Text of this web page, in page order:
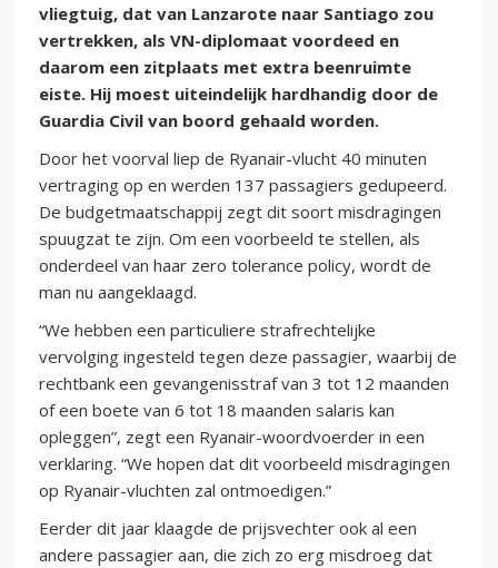
vliegtuig, dat van Lanzarote naar Santiago zou
vertrekken, als VN-diplomaat voordeed en
daarom een zitplaats met extra beenruimte
eiste. Hij moest uiteindelijk hardhandig door de
Guardia Civil van boord gehaald worden.
Door het voorval liep de Ryanair-vlucht 40 minuten
vertraging op en werden 137 passagiers gedupeerd.
De budgetmaatschappij zegt dit soort misdragingen
spuugzat te zijn. Om een voorbeeld te stellen, als
onderdeel van haar zero tolerance policy, wordt de
man nu aangeklaagd.
“We hebben een particuliere strafrechtelijke
vervolging ingesteld tegen deze passagier, waarbij de
rechtbank een gevangenisstraf van 3 tot 12 maanden
of een boete van 6 tot 18 maanden salaris kan
opleggen”, zegt een Ryanair-woordvoerder in een
verklaring. “We hopen dat dit voorbeeld misdragingen
op Ryanair-vluchten zal ontmoedigen.”
Eerder dit jaar klaagde de prijsvechter ook al een
andere passagier aan, die zich zo erg misdroeg dat